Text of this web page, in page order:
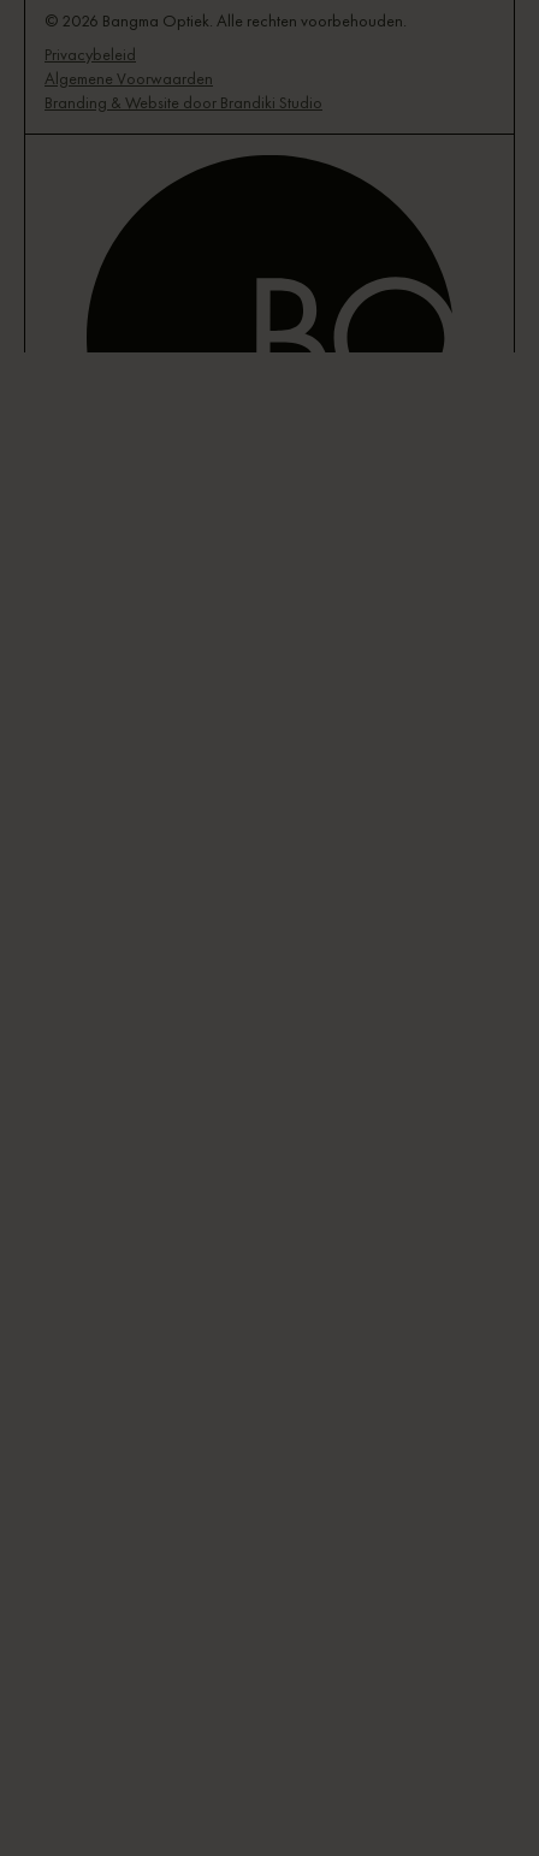
© 2026 Bangma Optiek. Alle rechten voorbehouden.
Privacybeleid
Algemene Voorwaarden
Branding & Website door Brandiki Studio